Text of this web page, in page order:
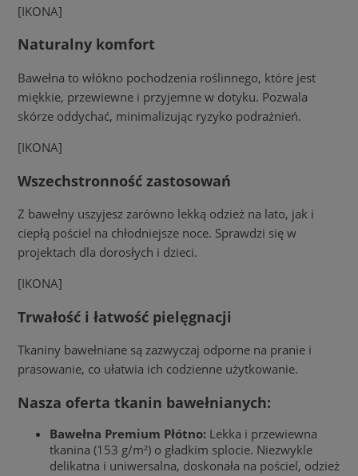
[IKONA]
Naturalny komfort
Bawełna to włókno pochodzenia roślinnego, które jest
miękkie, przewiewne i przyjemne w dotyku. Pozwala
skórze oddychać, minimalizując ryzyko podrażnień.
[IKONA]
Wszechstronność zastosowań
Z bawełny uszyjesz zarówno lekką odzież na lato, jak i
ciepłą pościel na chłodniejsze noce. Sprawdzi się w
projektach dla dorosłych i dzieci.
[IKONA]
Trwałość i łatwość pielęgnacji
Tkaniny bawełniane są zazwyczaj odporne na pranie i
prasowanie, co ułatwia ich codzienne użytkowanie.
Nasza oferta tkanin bawełnianych:
Bawełna Premium Płótno: Lekka i przewiewna
tkanina (153 g/m²) o gładkim splocie. Niezwykle
delikatna i uniwersalna, doskonała na pościel, odzież